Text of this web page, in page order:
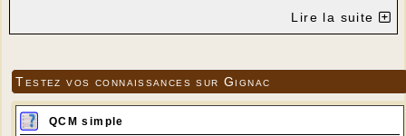
Lire la suite
Testez vos connaissances sur Gignac
QCM simple